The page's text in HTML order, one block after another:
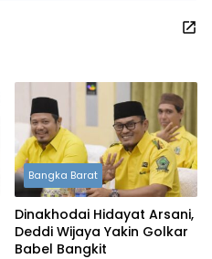
Bangka Barat
Dinakhodai Hidayat Arsani,
Deddi Wijaya Yakin Golkar
Babel Bangkit